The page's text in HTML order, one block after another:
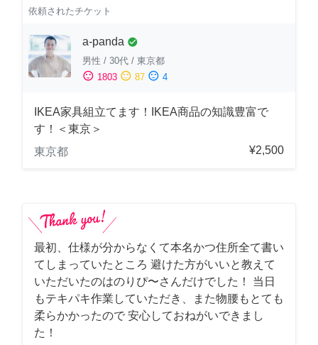
依頼されたチケット
a-panda check_circle
男性 / 30代 / 東京都
sentiment_satisfied 1803 sentiment_neutral 87 sentiment_dissatisfied 4
IKEA家具組立てます！IKEA商品の知識豊富で
す！＜東京＞
東京都
¥2,500
最初、仕様が分からなくて本名かつ住所全て書い
てしまっていたところ 避けた方がいいと教えて
いただいたのはのりぴ〜さんだけでした！ 当日
もテキパキ作業していただき、また物腰もとても
柔らかかったので 安心しておねがいできまし
た！